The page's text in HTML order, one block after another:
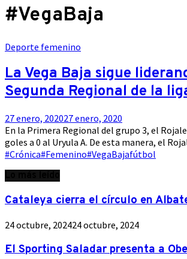
#VegaBaja
Deporte femenino
La Vega Baja sigue
Segunda Regional de la
27 enero, 202027 enero, 2020
En la Primera Regional del grupo 3, el
goles a 0 al Uryula A. De esta manera, el
#Crónica#Femenino#VegaBajafútbol
Cataleya cierra el círculo en
24 octubre, 202424 octubre, 2024
El Sporting Saladar presenta a